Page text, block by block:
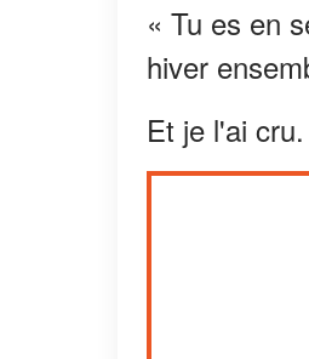
« Tu es en
hiver
Et je l'ai cru.